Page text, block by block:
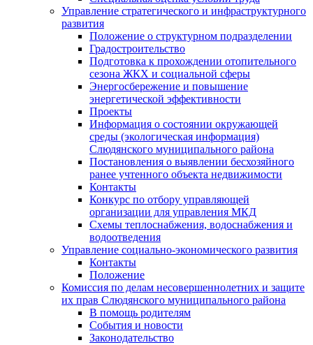
Управление стратегического и инфраструктурного
развития
Положение о структурном подразделении
Градостроительство
Подготовка к прохождении отопительного
сезона ЖКХ и социальной сферы
Энергосбережение и повышение
энергетической эффективности
Проекты
Информация о состоянии окружающей
среды (экологическая информация)
Слюдянского муниципального района
Постановления о выявлении бесхозяйного
ранее учтенного объекта недвижимости
Контакты
Конкурс по отбору управляющей
организации для управления МКД
Схемы теплоснабжения, водоснабжения и
водоотведения
Управление социально-экономического развития
Контакты
Положение
Комиссия по делам несовершеннолетних и защите
их прав Слюдянского муниципального района
В помощь родителям
События и новости
Законодательство